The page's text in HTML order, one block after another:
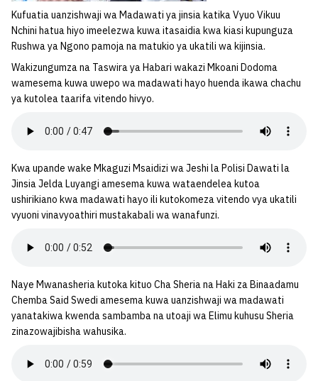
Kufuatia uanzishwaji wa Madawati ya jinsia katika Vyuo Vikuu
Nchini hatua hiyo imeelezwa kuwa itasaidia kwa kiasi kupunguza
Rushwa ya Ngono pamoja na matukio ya ukatili wa kijinsia.
Wakizungumza na Taswira ya Habari wakazi Mkoani Dodoma
wamesema kuwa uwepo wa madawati hayo huenda ikawa chachu
ya kutolea taarifa vitendo hivyo.
Kwa upande wake Mkaguzi Msaidizi wa Jeshi la Polisi Dawati la
Jinsia Jelda Luyangi amesema kuwa wataendelea kutoa
ushirikiano kwa madawati hayo ili kutokomeza vitendo vya ukatili
vyuoni vinavyoathiri mustakabali wa wanafunzi.
Naye Mwanasheria kutoka kituo Cha Sheria na Haki za Binaadamu
Chemba Said Swedi amesema kuwa uanzishwaji wa madawati
yanatakiwa kwenda sambamba na utoaji wa Elimu kuhusu Sheria
zinazowajibisha wahusika.